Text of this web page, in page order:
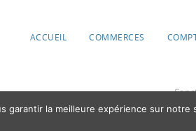
ACCUEIL COMMERCES
garantir la meilleure expérience sur